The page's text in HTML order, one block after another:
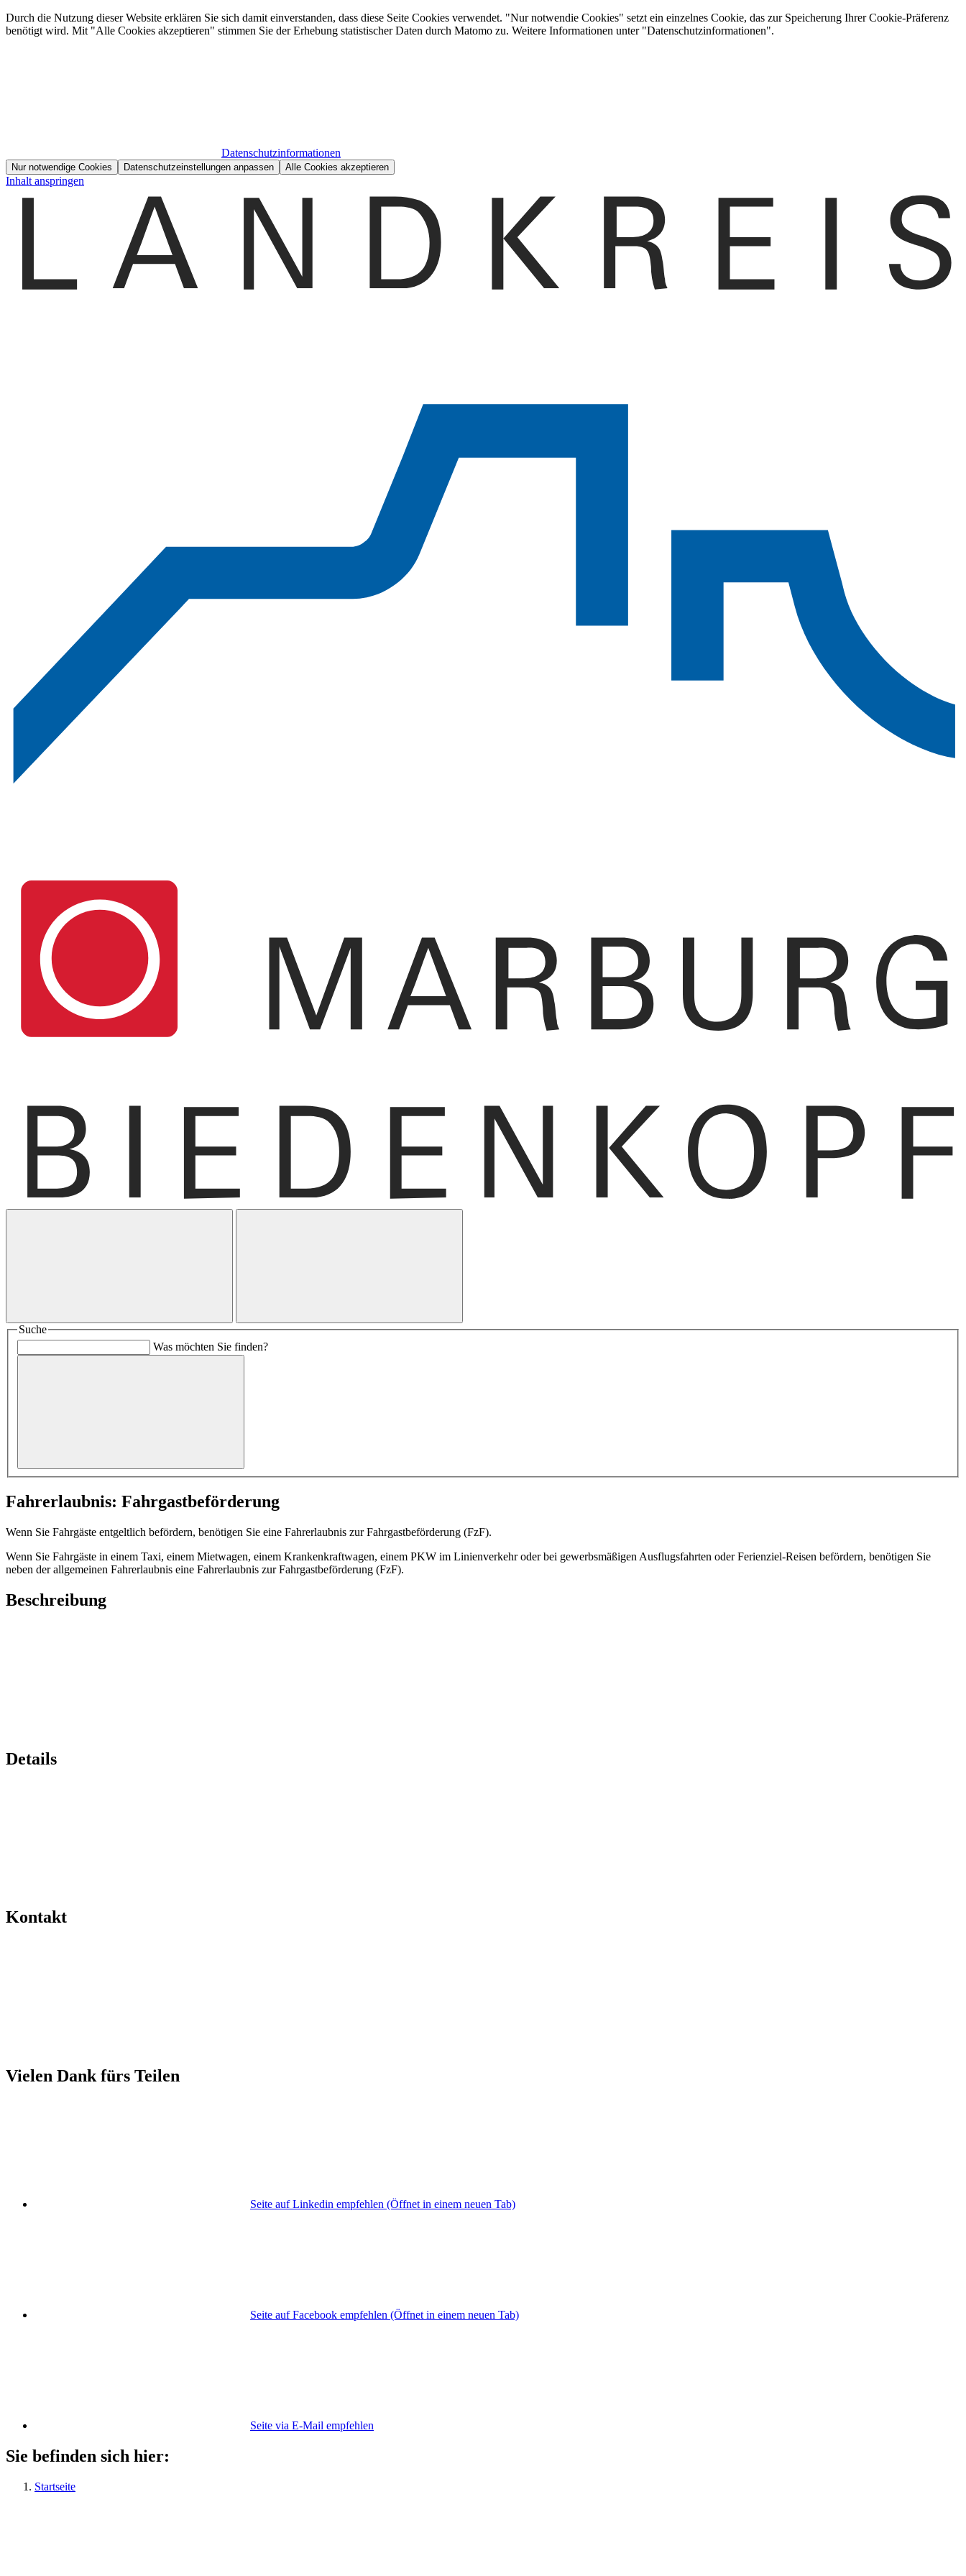
Durch die Nutzung dieser Website erklären Sie sich damit einverstanden, dass diese Seite Cookies verwendet. "Nur notwendie Cookies" setzt ein einzelnes Cookie, das zur Speicherung Ihrer Cookie-Präferenz
benötigt wird. Mit "Alle Cookies akzeptieren" stimmen Sie der Erhebung statistischer Daten durch Matomo zu. Weitere Informationen unter "Datenschutzinformationen".
Datenschutzinformationen
Nur notwendige Cookies Datenschutzeinstellungen anpassen Alle Cookies akzeptieren
Inhalt anspringen
Suche
Was möchten Sie finden?
Fahrerlaubnis: Fahrgastbeförderung
Wenn Sie Fahrgäste entgeltlich befördern, benötigen Sie eine Fahrerlaubnis zur Fahrgastbeförderung (FzF).
Wenn Sie Fahrgäste in einem Taxi, einem Mietwagen, einem Krankenkraftwagen, einem PKW im Linienverkehr oder bei gewerbsmäßigen Ausflugsfahrten oder Ferienziel-Reisen befördern, benötigen Sie
neben der allgemeinen Fahrerlaubnis eine Fahrerlaubnis zur Fahrgastbeförderung (FzF).
Beschreibung
Details
Kontakt
Vielen Dank fürs Teilen
Seite auf Linkedin empfehlen (Öffnet in einem neuen Tab)
Seite auf Facebook empfehlen (Öffnet in einem neuen Tab)
Seite via E-Mail empfehlen
Sie befinden sich hier:
Startseite